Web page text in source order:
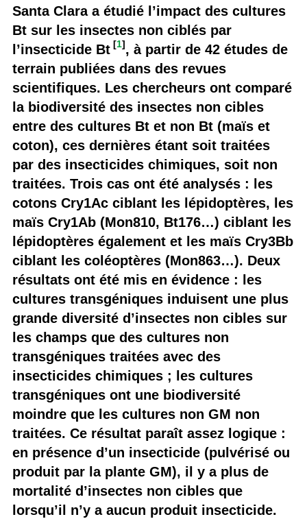
Santa Clara a étudié l’impact des cultures
Bt sur les insectes non ciblés par
l’insecticide Bt [1], à partir de 42 études de
terrain publiées dans des revues
scientifiques. Les chercheurs ont comparé
la biodiversité des insectes non cibles
entre des cultures Bt et non Bt (maïs et
coton), ces dernières étant soit traitées
par des insecticides chimiques, soit non
traitées. Trois cas ont été analysés : les
cotons Cry1Ac ciblant les lépidoptères, les
maïs Cry1Ab (Mon810, Bt176…) ciblant les
lépidoptères également et les maïs Cry3Bb
ciblant les coléoptères (Mon863…). Deux
résultats ont été mis en évidence : les
cultures transgéniques induisent une plus
grande diversité d’insectes non cibles sur
les champs que des cultures non
transgéniques traitées avec des
insecticides chimiques ; les cultures
transgéniques ont une biodiversité
moindre que les cultures non GM non
traitées. Ce résultat paraît assez logique :
en présence d’un insecticide (pulvérisé ou
produit par la plante GM), il y a plus de
mortalité d’insectes non cibles que
lorsqu’il n’y a aucun produit insecticide.